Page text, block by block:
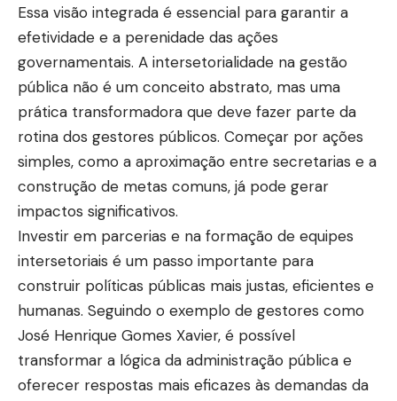
Essa visão integrada é essencial para garantir a
efetividade e a perenidade das ações
governamentais. A intersetorialidade na gestão
pública não é um conceito abstrato, mas uma
prática transformadora que deve fazer parte da
rotina dos gestores públicos. Começar por ações
simples, como a aproximação entre secretarias e a
construção de metas comuns, já pode gerar
impactos significativos.
Investir em parcerias e na formação de equipes
intersetoriais é um passo importante para
construir políticas públicas mais justas, eficientes e
humanas. Seguindo o exemplo de gestores como
José Henrique Gomes Xavier, é possível
transformar a lógica da administração pública e
oferecer respostas mais eficazes às demandas da